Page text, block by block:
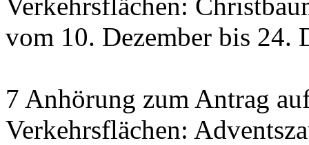
vom 10. Dezember bis 24.
7 Anhörung zum Antrag
Verkehrsflächen: